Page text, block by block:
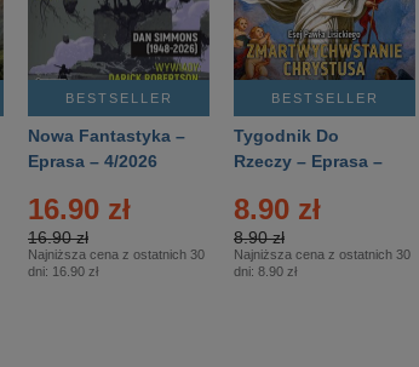
BESTSELLER
Nowa Fantastyka –
Eprasa – 4/2026
16.90 zł
16.90 zł
Najniższa cena z ostatnich 30
dni: 16.90 zł
BESTSELLER
Tygodnik Do
Rzeczy – Eprasa –
8.90 zł
8.90 zł
Najniższa cena z ostatnich 30
dni: 8.90 zł